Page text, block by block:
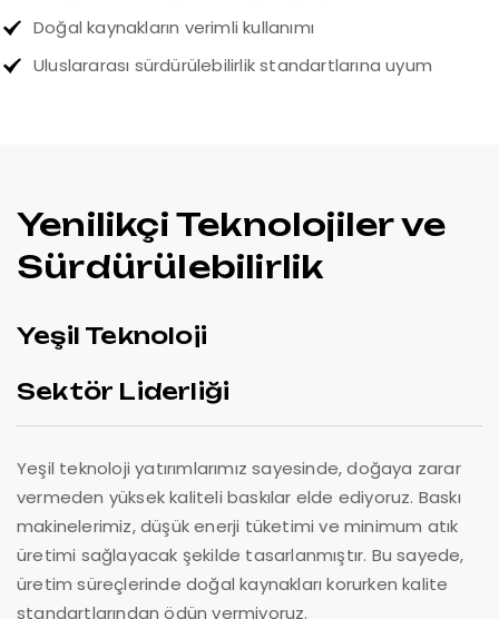
Doğal kaynakların verimli kullanımı
Uluslararası sürdürülebilirlik standartlarına uyum
Yenilikçi Teknolojiler ve
Sürdürülebilirlik
Yeşil Teknoloji
Sektör Liderliği
Yeşil teknoloji yatırımlarımız sayesinde, doğaya zarar
vermeden yüksek kaliteli baskılar elde ediyoruz. Baskı
makinelerimiz, düşük enerji tüketimi ve minimum atık
üretimi sağlayacak şekilde tasarlanmıştır. Bu sayede,
üretim süreçlerinde doğal kaynakları korurken kalite
standartlarından ödün vermiyoruz.